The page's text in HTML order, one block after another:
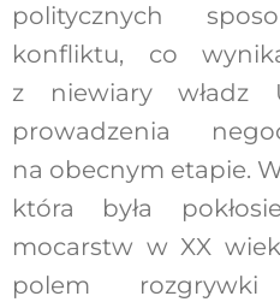
politycznych
konfliktu, co
z niewiary władz
prowadzenia
na obecnym etapie.
która była
mocarstw w XX
polem